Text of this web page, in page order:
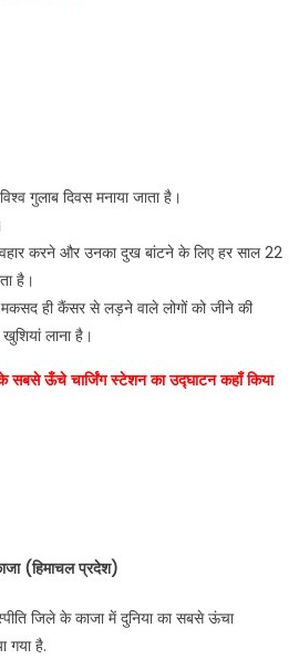
गुलाब दिवस मनाया जाता है।
करने और उनका दुख बांटने के लिए हर साल 22
है।
ही कैंसर से लड़ने वाले लोगों को जीने की
लाना है।
सबसे ऊँचे चार्जिंग स्टेशन का उद्घाटन कहाँ किया
(हिमाचल प्रदेश)
जिले के काजा में दुनिया का सबसे ऊंचा
गया है.